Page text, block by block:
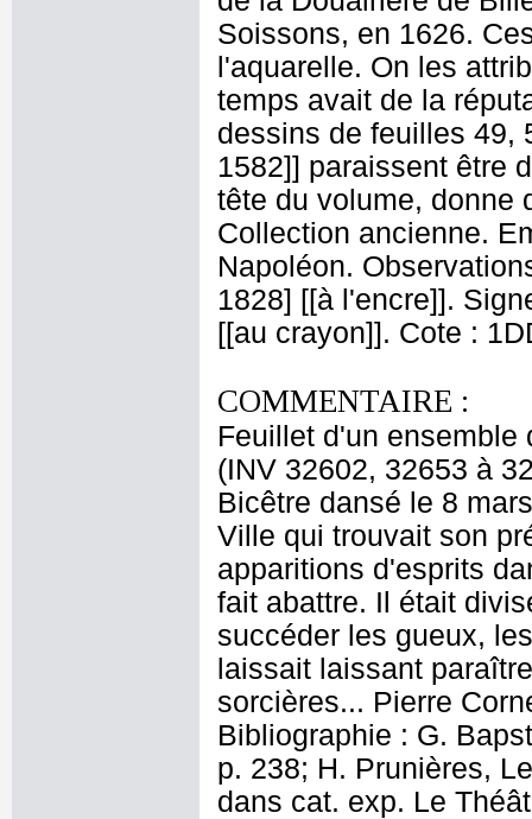
Soissons, en 1626.
l'aquarelle. On les
temps avait de la
dessins de feuilles 49,
1582]] paraissent être
tête du volume, donne
Collection ancienne.
Napoléon.
1828] [[à l'encre]].
[[au crayon]]. Cote :
COMMENTAIRE :
Feuillet d'un
(INV 32602, 32653 à
Bicêtre dansé le 8
Ville qui trouvait son
apparitions d'esprits
fait abattre. Il était
succéder les gueux,
laissait laissant
sorcières... Pierre
Bibliographie : G.
p. 238; H. Prunières,
dans cat. exp. Le